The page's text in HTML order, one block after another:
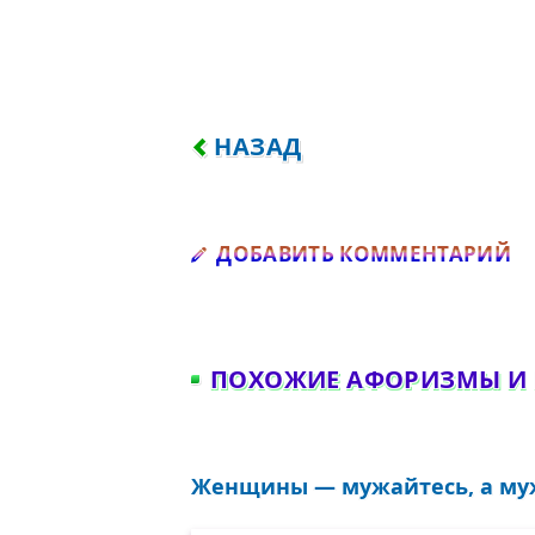
ПРЕДЫДУЩИЙ: КОГО
НАЗАД
ДОБАВИТЬ КОММЕНТАРИЙ
ПОХОЖИЕ АФОРИЗМЫ И
Женщины — мужайтесь, а